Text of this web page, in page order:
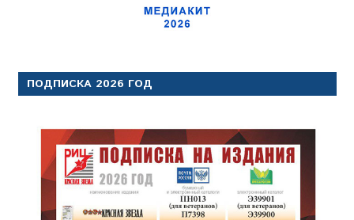
ПОДПИСКА 2026 ГОД